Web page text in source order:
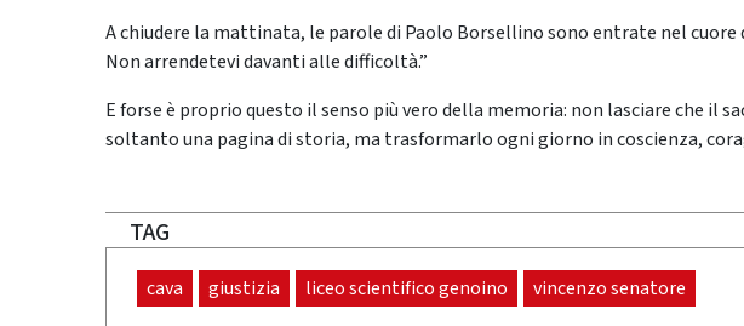
A chiudere la mattinata, le parole di Paolo Borsellino sono entrate nel
Non arrendetevi davanti alle difficoltà.”
E forse è proprio questo il senso più vero della memoria: non lasciare che il
soltanto una pagina di storia, ma trasformarlo ogni giorno in coscienza,
TAG
cava giustizia liceo scientifico genoino vincenzo senatore